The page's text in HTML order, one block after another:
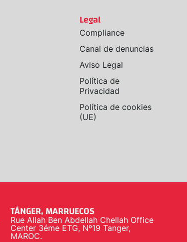
Legal
Compliance
Canal de denuncias
Aviso Legal
Política de
Privacidad
Política de cookies
(UE)
TÁNGER, MARRUECOS
Rue Allah Ben Abdellah Chellah Office
Center 3éme ETG, Nº19 Tanger,
MAROC.